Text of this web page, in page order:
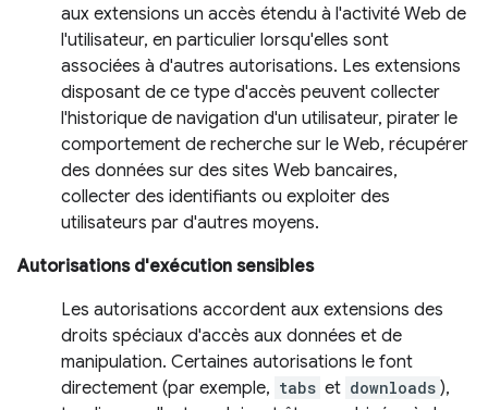
aux extensions un accès étendu à l'activité Web de
l'utilisateur, en particulier lorsqu'elles sont
associées à d'autres autorisations. Les extensions
disposant de ce type d'accès peuvent collecter
l'historique de navigation d'un utilisateur, pirater le
comportement de recherche sur le Web, récupérer
des données sur des sites Web bancaires,
collecter des identifiants ou exploiter des
utilisateurs par d'autres moyens.
Autorisations d'exécution sensibles
Les autorisations accordent aux extensions des
droits spéciaux d'accès aux données et de
manipulation. Certaines autorisations le font
directement (par exemple, tabs et downloads ),